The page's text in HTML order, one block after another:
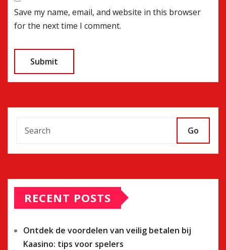
Save my name, email, and website in this browser
for the next time I comment.
Go
RECENT POSTS
Ontdek de voordelen van veilig betalen bij
Kaasino: tips voor spelers